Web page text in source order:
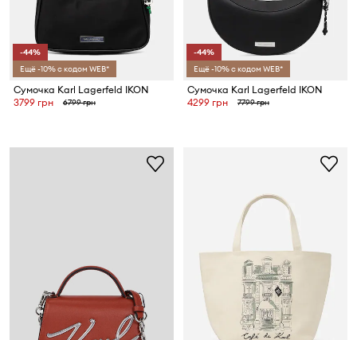
-44%
Ещё -10% с кодом WEB*
Сумочка Karl Lagerfeld IKON
3799 грн
6799 грн
-44%
Ещё -10% с кодом WEB*
Сумочка Karl Lagerfeld IKON
4299 грн
7799 грн